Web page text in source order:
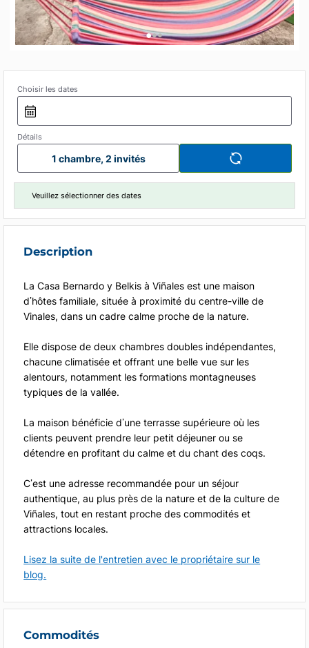
•••
Choisir les dates
Détails
1 chambre, 2 invités
Veuillez sélectionner des dates
Description
La Casa Bernardo y Belkis à Viñales est une maison
d’hôtes familiale, située à proximité du centre-ville de
Vinales, dans un cadre calme proche de la nature.
Elle dispose de deux chambres doubles indépendantes,
chacune climatisée et offrant une belle vue sur les
alentours, notamment les formations montagneuses
typiques de la vallée.
La maison bénéficie d’une terrasse supérieure où les
clients peuvent prendre leur petit déjeuner ou se
détendre en profitant du calme et du chant des coqs.
C’est une adresse recommandée pour un séjour
authentique, au plus près de la nature et de la culture de
Viñales, tout en restant proche des commodités et
attractions locales.
Lisez la suite de l'entretien avec le propriétaire sur le
blog.
Commodités